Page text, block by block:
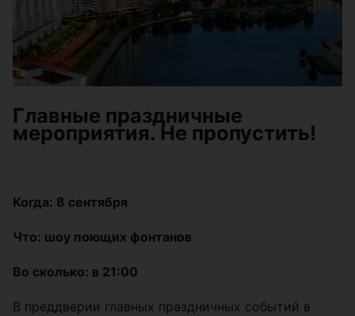
Главные праздничные
мероприятия. Не пропустить!
Когда: 8 сентября
Что: шоу поющих фонтанов
Во сколько: в 21:00
В преддверии главных праздничных событий в